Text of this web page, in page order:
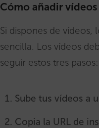
Cómo añadir
Si dispones de
sencilla. Los vídeos
seguir estos tres pasos:
Sube tus vídeos a
Copia la URL de